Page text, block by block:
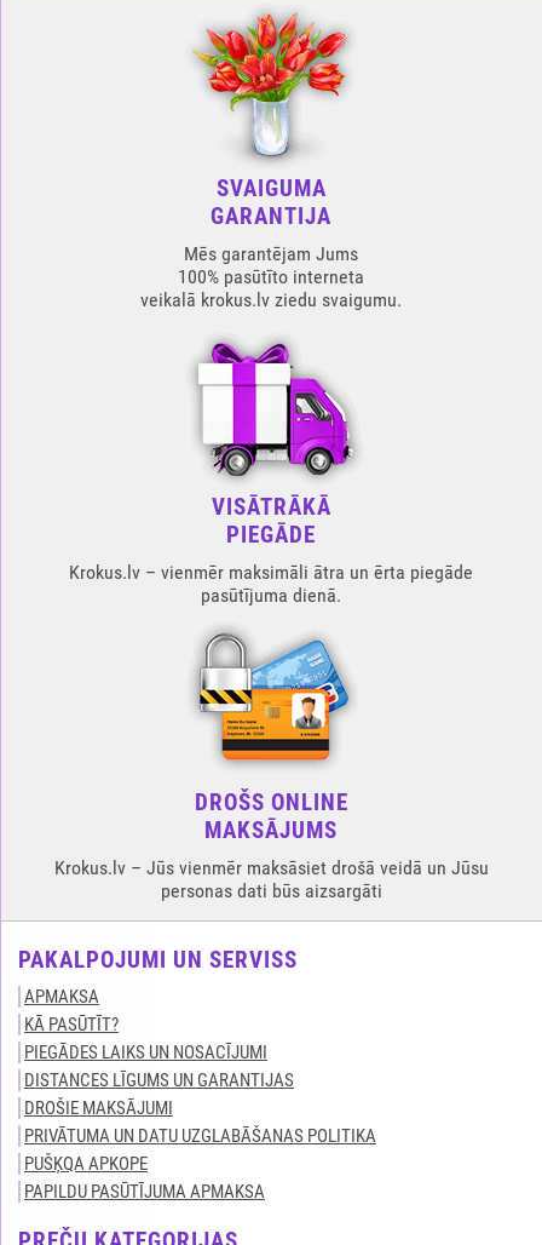
SVAIGUMA
GARANTIJA
Mēs garantējam Jums
100% pasūtīto interneta
veikalā krokus.lv ziedu svaigumu.
VISĀTRĀKĀ
PIEGĀDE
Krokus.lv – vienmēr maksimāli ātra un ērta piegāde
pasūtījuma dienā.
DROŠS ONLINE
MAKSĀJUMS
Krokus.lv – Jūs vienmēr maksāsiet drošā veidā un Jūsu
personas dati būs aizsargāti
PAKALPOJUMI UN SERVISS
APMAKSA
KĀ PASŪTĪT?
PIEGĀDES LAIKS UN NOSACĪJUMI
DISTANCES LĪGUMS UN GARANTIJAS
DROŠIE MAKSĀJUMI
PRIVĀTUMA UN DATU UZGLABĀŠANAS POLITIKA
PUŠĶQA APKOPE
PAPILDU PASŪTĪJUMA APMAKSA